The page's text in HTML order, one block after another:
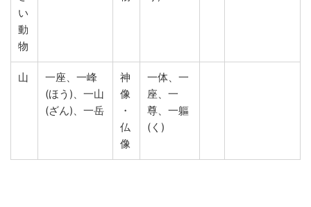
い
動
物
山
一座、一峰
(ほう)、一山
(ざん)、一岳
神
像
・
仏
像
一体、一
座、一
尊、一軀
(く)